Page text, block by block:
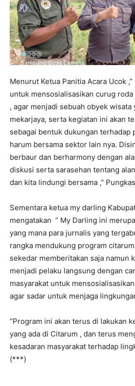
Menurut Ketua Panitia Acara Ucok
untuk mensosialisasikan curug
, agar menjadi sebuah obyek
mekarjaya, serta kegiatan ini akan
sebagai bentuk dukungan terhadap
harum bersama sektor lain nya.
berbaur dan berharmony dengan
diskusi serta sarasehan tentang
dan kita lindungi bersama ,”
Sementara ketua my darling
mengatakan ” My Darling ini
yang mana para jurnalis yang
rangka mendukung program
sekedar memberitakan saja namun
menjadi pelaku langsung dengan
masyarakat untuk
agar sadar untuk menjaga
“Program ini akan terus di lakukan
yang ada di Citarum , dan terus
kesadaran masyarakat terhadap
(***)